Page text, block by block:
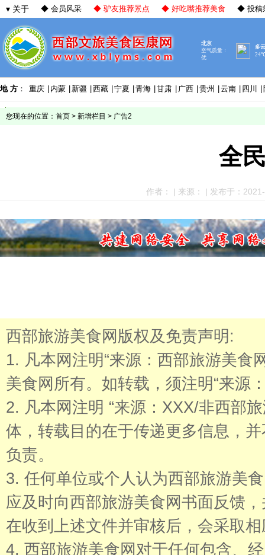
▾ 关于 ◆ 会员风采 ◆ 驴友推荐景点 ◆ 好吃嘴推荐美食 ◆ 投稿
地 方 ： 重庆 内蒙 新疆 西藏 宁夏 青海 甘肃 广西 贵州 云南 四川
您现在的位置： 首页 > 新增栏目 > 广告2
全
作者： | 来源： | 发布于：
西部旅游美食网版权及免责声明:
1. 凡本网注明“来源：西部旅游美食
美食网所有。如转载，须注明“来源
2. 凡本网注明 “来源：XXX/非西部
体，转载目的在于传递更多信息，
负责。
3. 任何单位或个人认为西部旅游美
应及时向西部旅游美食网书面反馈
在收到上述文件并审核后，会采取
4. 西部旅游美食网对于任何包含、